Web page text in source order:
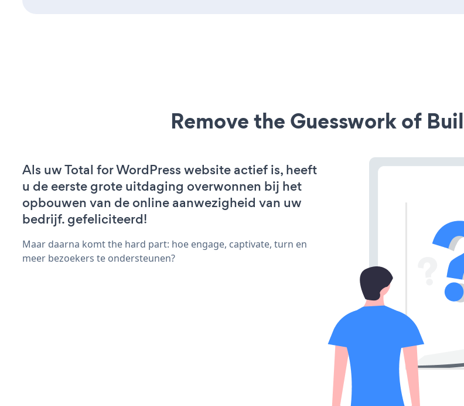
Remove the Guesswork of
Als uw Total for WordPress website actief is, heeft
u de eerste grote uitdaging overwonnen bij het
opbouwen van de online aanwezigheid van uw
bedrijf. gefeliciteerd!
Maar daarna komt the hard part: hoe engage, captivate, turn en
meer bezoekers te ondersteunen?